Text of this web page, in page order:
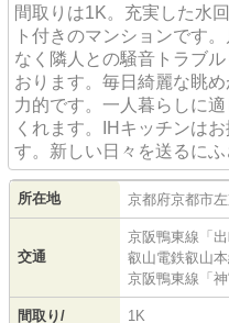
間取りは1K。充実した水
ト付きのマンションです
なく隣人との騒音トラブ
おります。毎日綺麗な眺
力的です。一人暮らしに
くれます。IHキッチンは
す。新しい日々を送るに
所在地 京都府京都市
交通
京阪鴨東線 「
叡山電鉄叡山
京阪鴨東線 「
間取り/
1K